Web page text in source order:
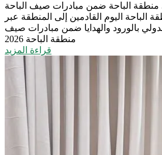
منطقة الباحة ضمن مبادرات صيف الباحة
الباحة اليوم القادمين إلى المنطقة عبر
بالورود والهدايا ضمن مبادرات صيف
منطقة الباحة 2026
قراءة المزيد